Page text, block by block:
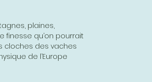
plaines,
finesse qu’on pourrait
cloches des vaches
de l’Europe